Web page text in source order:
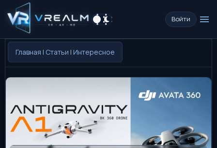
Войти menu
Главная | Статьи | Интересное